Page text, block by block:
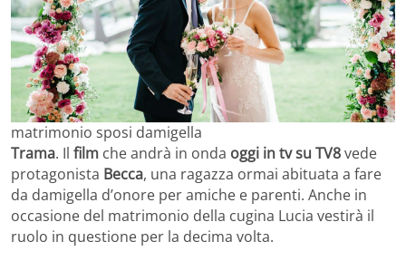
matrimonio sposi damigella
Trama. Il film che andrà in onda oggi in tv su TV8vede
protagonista Becca, una ragazza ormai abituata a fare
da damigella d’onore per amiche e parenti. Anche in
occasione del matrimonio della cugina Lucia vestirà il
ruolo in questione per la decima volta.